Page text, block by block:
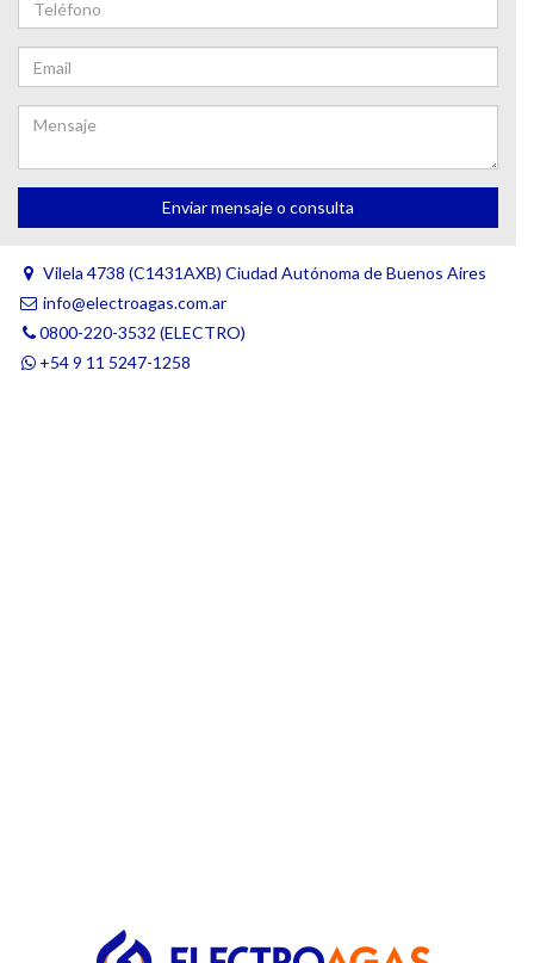
Enviar mensaje o consulta
Vilela 4738 (C1431AXB) Ciudad Autónoma de Buenos Aires
info@electroagas.com.ar
0800-220-3532 (ELECTRO)
+54 9 11 5247-1258